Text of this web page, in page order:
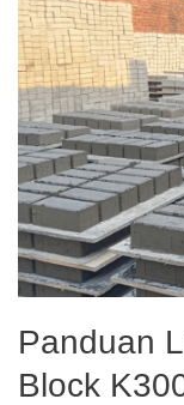
Panduan
Block